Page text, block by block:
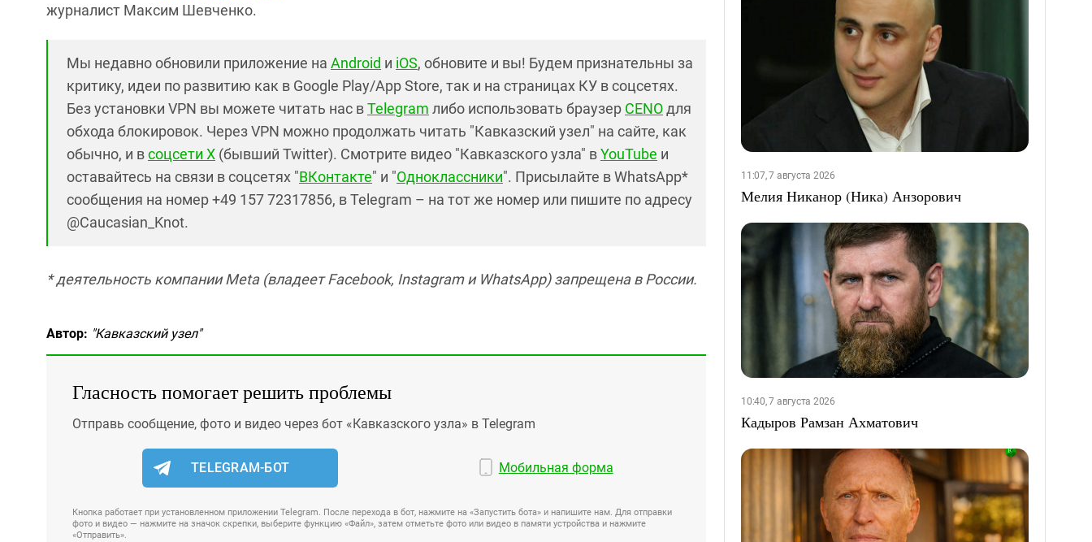
журналист Максим Шевченко.
Мы недавно обновили приложение на Android и iOS, обновите и вы! Будем признательны за
критику, идеи по развитию как в Google Play/App Store, так и на страницах КУ в соцсетях.
Без установки VPN вы можете читать нас вTelegram либо использовать браузер CENOдля
обхода блокировок. Через VPN можно продолжать читать "Кавказский узел" на сайте, как
обычно, и всоцсети X (бывший Twitter). Смотрите видео "Кавказского узла" вYouTube и
оставайтесь на связи в соцсетях "ВКонтакте" и "Одноклассники". Присылайте в WhatsApp*
сообщения на номер +49 157 72317856, в Telegram – на тот же номер или пишите по адресу
@Caucasian_Knot.
* деятельность компании Meta (владеет Facebook, Instagram и WhatsApp) запрещена в России.
Автор: "Кавказский узел"
Гласность помогает решить проблемы
Отправь сообщение, фото и видео через бот «Кавказского узла» в Telegram
TELEGRAM-БОТ Мобильная форма
Кнопка работает при установленном приложении Telegram. После перехода в бот, нажмите на «Запустить бота» и напишите нам. Для отправки
фото и видео — нажмите на значок скрепки, выберите функцию «Файл», затем отметьте фото или видео в памяти устройства и нажмите
«Отправить».
11:07, 7 августа 2026
Мелия Никанор (Ника) Анзорович
10:40, 7 августа 2026
Кадыров Рамзан Ахматович